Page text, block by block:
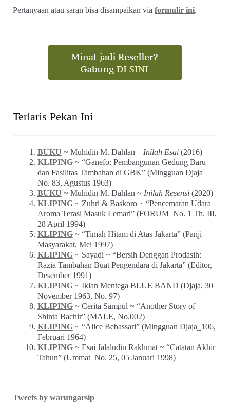
Pertanyaan atau saran bisa disampaikan viaformulir ini.
Terlaris Pekan Ini
BUKU ~ Muhidin M. Dahlan – Inilah Esai(2016)
KLIPING~ “Ganefo: Pembangunan Gedung Baru
dan Fasilitas Tambahan di GBK” (Mingguan Djaja
No. 83, Agustus 1963)
BUKU ~ Muhidin M. Dahlan ~ Inilah Resensi(2020)
KLIPING~ Zuhri & Baskoro ~ “Pencemaran Udara
Aroma Terasi Masuk Lemari” (FORUM_No. 1 Th. III,
28 April 1994)
KLIPING~ “Timah Hitam di Atas Jakarta” (Panji
Masyarakat, Mei 1997)
KLIPING~ Sayadi ~ “Bersih Denggan Prodasih:
Razia Tambahan Buat Pengendara di Jakarta” (Editor,
Desember 1991)
KLIPING~ Iklan Mentega BLUE BAND (Djaja, 30
November 1963, No. 97)
KLIPING~ Cerita Sampul ~ “Another Story of
Shinta Bachir” (MALE, No.002)
KLIPING~ “Alice Bebassari” (Mingguan Djaja_106,
Februari 1964)
KLIPING~ Esai Jalaludin Rakhmat ~ “Catatan Akhir
Tahun” (Ummat_No. 25, 05 Januari 1998)
Tweets by warungarsip